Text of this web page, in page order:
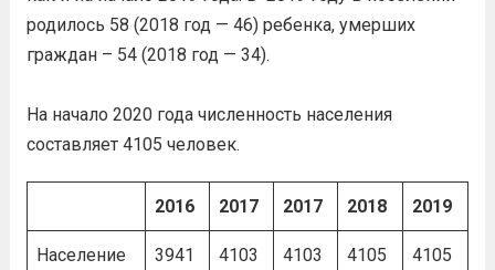
родилось 58 (2018 год — 46) ребенка, умерших
граждан – 54 (2018 год — 34).
На начало 2020 года численность населения
составляет 4105 человек.
2016 2017 2017 2018 2019
Население 3941 4103 4103 4105 4105